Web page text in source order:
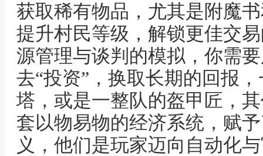
获取稀有物品，尤其是附魔
提升村民等级，解锁更佳交
源管理与谈判的模拟，你需
去“投资”，换取长期的回报
塔，或是一整队的盔甲匠，
套以物易物的经济系统，赋
义，他们是玩家迈向自动化